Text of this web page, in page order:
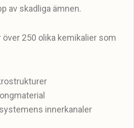
av skadliga ämnen.
över 250 olika kemikalier som
innerkanaler